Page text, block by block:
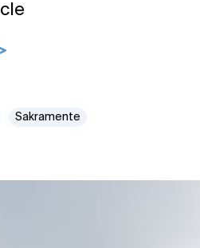
Sakramente